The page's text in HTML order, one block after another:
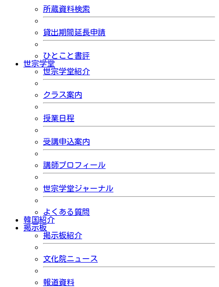
所蔵資料検索
貸出期間延長申請
ひとこと書評
世宗学堂
世宗学堂紹介
クラス案内
授業日程
受講申込案内
講師プロフィール
世宗学堂ジャーナル
よくある質問
韓国紹介
掲示板
掲示板紹介
文化院ニュース
報道資料